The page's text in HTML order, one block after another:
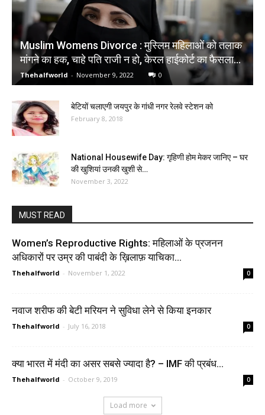
Muslim Womens Divorce : मुस्‍ल‍िम मह‍िलाओं को तलाक
मांगने का हक, चाहे पति राजी न हो, केरल हाईकोर्ट का फैसला…
Thehalfworld - November 9, 2022 0
बेटियों चलाएगी जयपुर के गांधी नगर रेलवे स्टेशन को
February 8, 2018
National Housewife Day: गृहिणी होम मेकर जानिए – घर
की खुशियां उनकी खुशी से…
November 3, 2022
MUST READ
Women’s Reproductive Rights: महिलाओं के प्रजनन
अधिकारों पर उम्र की पाबंदी के ख़िलाफ़ याचिका...
Thehalfworld - November 1, 2022 0
नवाज शरीफ की बेटी मरियन ने सुविधा लेने से किया इनकार
Thehalfworld - July 16, 2018 0
क्या भारत में मंदी का असर सबसे ज्यादा है? – IMF की प्रबंध...
Thehalfworld - October 9, 2019 0
Load more